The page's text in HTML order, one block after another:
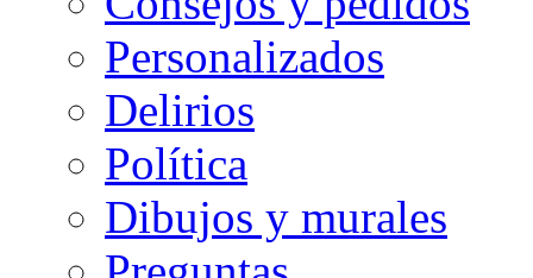
Personalizados
Delirios
Política
Dibujos y murales